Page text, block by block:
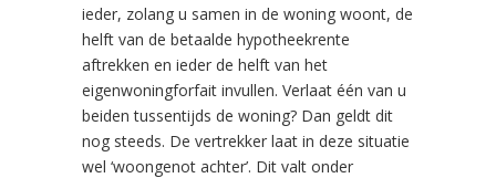
ieder, zolang u samen in de woning woont, de
helft van de betaalde hypotheekrente
aftrekken en ieder de helft van het
eigenwoningforfait invullen. Verlaat één van u
beiden tussentijds de woning? Dan geldt dit
nog steeds. De vertrekker laat in deze situatie
wel ‘woongenot achter’. Dit valt onder